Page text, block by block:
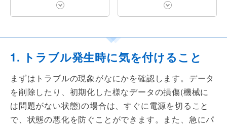
1. トラブル発生時に気を付けること
まずはトラブルの現象がなにかを確認します。データ
を削除したり、初期化した様なデータの損傷(機械に
は問題がない状態)の場合は、すぐに電源を切ること
で、状態の悪化を防ぐことができます。また、急にパ